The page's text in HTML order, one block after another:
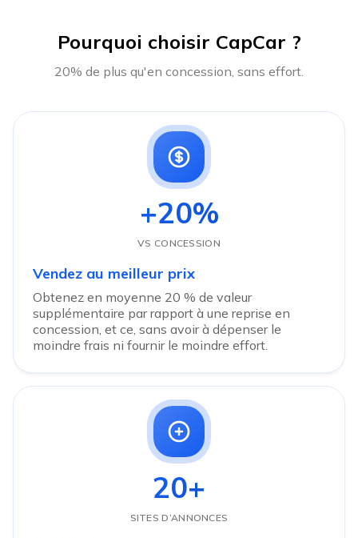
Pourquoi choisir CapCar ?
20% de plus qu'en concession, sans effort.
+20%
VS CONCESSION
Vendez au meilleur prix
Obtenez en moyenne 20 % de valeur
supplémentaire par rapport à une reprise en
concession, et ce, sans avoir à dépenser le
moindre frais ni fournir le moindre effort.
20+
SITES D’ANNONCES